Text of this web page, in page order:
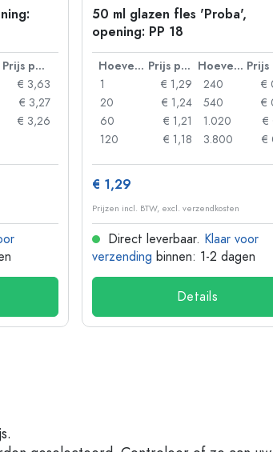
Prijs per eenheid
€ 3,63
€ 3,27
€ 3,26
50 ml glazen fles 'Proba',
opening: PP 18
Hoeveelheid Prijs per eenheid Hoeveelheid
1
€ 1,29
20
€ 1,24
60
€ 1,21
120
€ 1,18
240
€
540
€
1.020
€
3.800
€
€ 1,29
Prijzen incl. BTW, excl. verzendkosten
Direct leverbaar. Klaar voor
verzending binnen: 1-2 dagen
Details